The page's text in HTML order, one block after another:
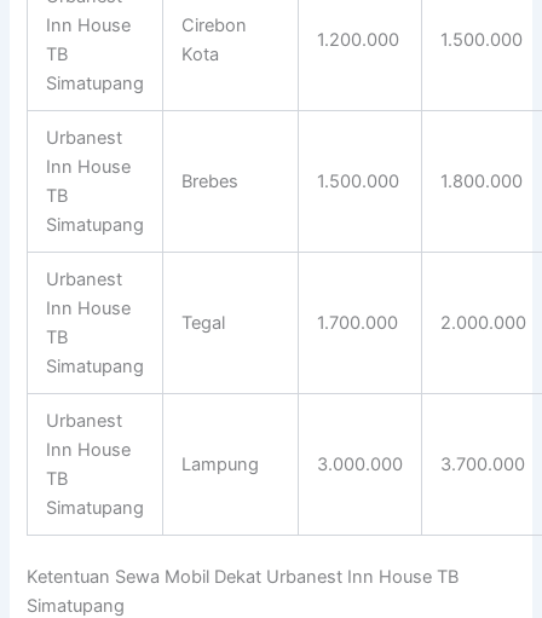
Inn House
TB
Simatupang
Cirebon
Kota
1.200.000 1.500.000
Urbanest
Inn House
TB
Simatupang
Brebes 1.500.000 1.800.000
Urbanest
Inn House
TB
Simatupang
Tegal 1.700.000 2.000.000
Urbanest
Inn House
TB
Simatupang
Lampung 3.000.000 3.700.000
Ketentuan Sewa Mobil Dekat Urbanest Inn House TB
Simatupang